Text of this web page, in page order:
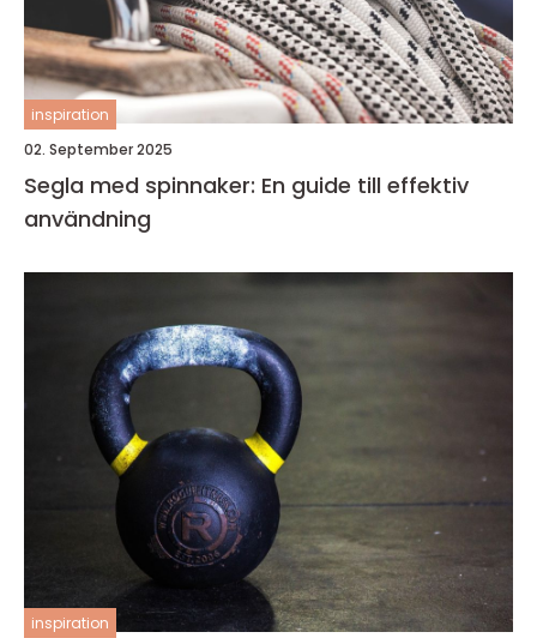
inspiration
02. September 2025
Segla med spinnaker: En guide till effektiv
användning
inspiration